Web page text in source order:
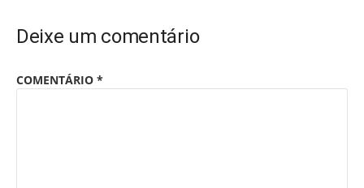
Deixe um comentário
COMENTÁRIO *